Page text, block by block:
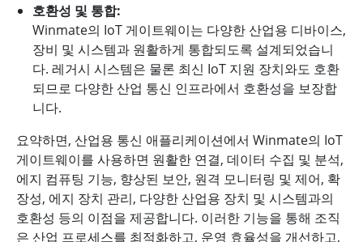
호환성 및 통합:
Winmate의 IoT 게이트웨이는 다양한 산업용 디바이스,
장비 및 시스템과 원활하게 통합되도록 설계되었습니
다. 레거시 시스템은 물론 최신 IoT 지원 장치와도 호환
되므로 다양한 산업 통신 인프라에서 호환성을 보장합
니다.
요약하면, 산업용 통신 애플리케이션에서 Winmate의 IoT
게이트웨이를 사용하면 원활한 연결, 데이터 수집 및 분석,
에지 컴퓨팅 기능, 향상된 보안, 원격 모니터링 및 제어, 확
장성, 에지 장치 관리, 다양한 산업용 장치 및 시스템과의
호환성 등의 이점을 제공합니다. 이러한 기능을 통해 조직
은 산업 프로세스를 최적화하고, 운영 효율성을 개선하고,